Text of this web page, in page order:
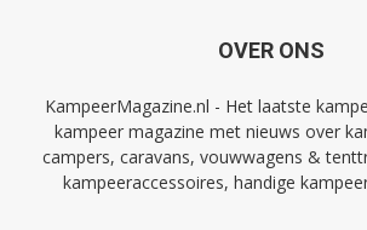
OVER ONS
KampeerMagazine.nl - Het laatste
kampeer magazine met nieuws over
campers, caravans, vouwwagens &
kampeeraccessoires, handige